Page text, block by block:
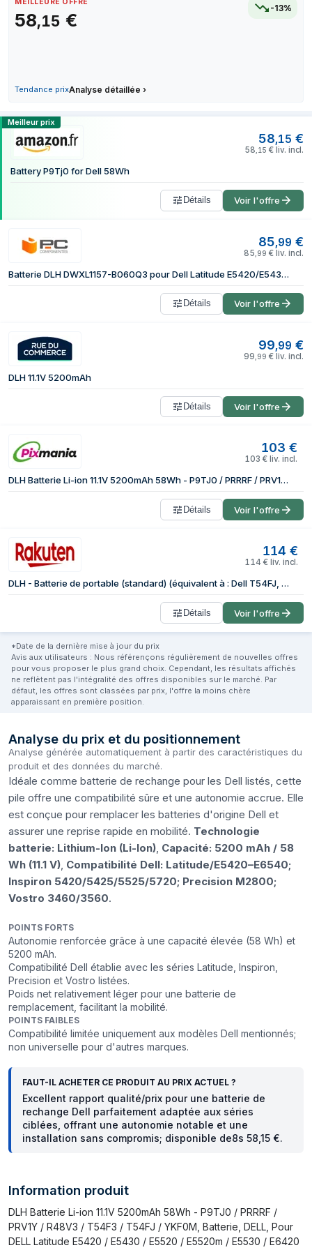
58,15 €
-13%
Tendance prixAnalyse détaillée ›
24 juin 2026
20 juillet 2026
7 août 2026
Comparer les prix de DLH Batterie Li-
Meilleur prix
58,15 €
58 15 € liv. incl.
Battery P9Tj0 for Dell 58Wh
Détails Voir l'offre
85,99 €
85 99 € liv. incl.
Batterie DLH DWXL1157-B060Q3 pour Dell Latitude E5420/E5430/E5520/E5530/E6420/E6430/E6440/E6520/E6530/E6540
Détails Voir l'offre
99,99 €
99 99 € liv. incl.
DLH 11.1V 5200mAh
Détails Voir l'offre
103 €
103 € liv. incl.
DLH Batterie Li-ion 11.1V 5200mAh 58Wh - P9TJ0 / PRRRF / PRV1Y / R48V3 / T54F3 / T54FJ / YKF0M
Détails Voir l'offre
114 €
114 € liv. incl.
DLH - Batterie de portable (standard) (équivalent à : Dell T54FJ, Dell T54F3, Dell P9TJ0, Dell PRRRF, Dell YKF0M, Dell R48V3, Dell PRV1Y, Dell 2VYF5) - Lithium Ion - 6 cellules - 5200 mAh - 58 Wh...
Détails Voir l'offre
*Date de la dernière mise à jour du prix
Avis aux utilisateurs : Nous référençons régulièrement de nouvelles offres
pour vous proposer le plus grand choix. Cependant, les résultats affichés
ne reflètent pas l'intégralité des offres disponibles sur le marché. Par
défaut, les offres sont classées par prix, l'offre la moins chère
apparaissant en première position.
Analyse du prix et du positionnement
Analyse générée automatiquement à partir des caractéristiques du
produit et des données du marché.
Idéale comme batterie de rechange pour les Dell listés, cette
pile offre une compatibilité sûre et une autonomie accrue. Elle
est conçue pour remplacer les batteries d'origine Dell et
assurer une reprise rapide en mobilité. Technologie
batterie: Lithium-Ion (Li-Ion), Capacité: 5200 mAh / 58
Wh (11.1 V), Compatibilité Dell: Latitude/E5420–E6540;
Inspiron 5420/5425/5525/5720; Precision M2800;
Vostro 3460/3560.
POINTS FORTS
Autonomie renforcée grâce à une capacité élevée (58 Wh) et
5200 mAh.
Compatibilité Dell établie avec les séries Latitude, Inspiron,
Precision et Vostro listées.
Poids net relativement léger pour une batterie de
remplacement, facilitant la mobilité.
POINTS FAIBLES
Compatibilité limitée uniquement aux modèles Dell mentionnés;
non universelle pour d'autres marques.
FAUT-IL ACHETER CE PRODUIT AU PRIX ACTUEL ?
Excellent rapport qualité/prix pour une batterie de
rechange Dell parfaitement adaptée aux séries
ciblées, offrant une autonomie notable et une
installation sans compromis; disponible de8s 58,15 €.
Information produit
DLH Batterie Li-ion 11.1V 5200mAh 58Wh - P9TJ0 / PRRRF /
PRV1Y / R48V3 / T54F3 / T54FJ / YKF0M, Batterie, DELL, Pour
DELL Latitude E5420 / E5430 / E5520 / E5520m / E5530 / E6420